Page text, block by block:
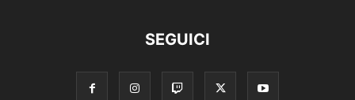
SEGUICI